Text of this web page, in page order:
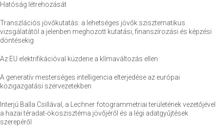
Hatóság létrehozását
Transzlációs jövőkutatás: a lehetséges jövők szisztematikus
vizsgálatától a jelenben meghozott kutatási, finanszírozási és képzési
döntésekig
Az EU elektrifikációval küzdene a klímaváltozás ellen
A generatív mesterséges intelligencia elterjedése az európai
közigazgatási szervezetekben
Interjú Balla Csillával, a Lechner fotogrammetriai területének vezetőjével
a hazai téradat-ökoszisztéma jövőjéről és a légi adatgyűjtések
szerepéről